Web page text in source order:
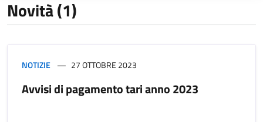
Novità (1)
NOTIZIE 27 OTTOBRE 2023
Avvisi di pagamento tari anno 2023